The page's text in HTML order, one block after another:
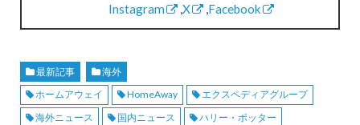
Instagram
X Facebook
最新記事
海外
ホームアウェイ
HomeAway
エクスペディアグループ
海外ニュース
国内ニュース ハリー・ポッター